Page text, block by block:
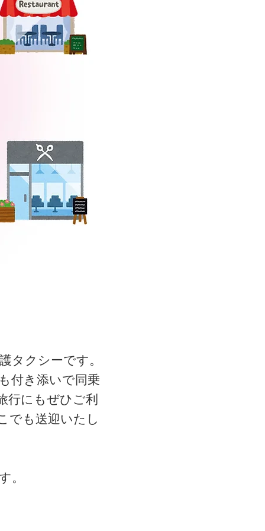
タクシーです。
付き添いで同乗
行にもぜひご利
でも送迎いたし
。